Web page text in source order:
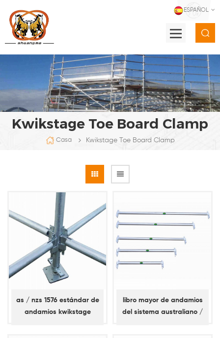
ESPAÑOL
Kwikstage Toe Board Clamp
Casa Kwikstage Toe Board Clamp
as / nzs 1576 estándar de
andamios kwikstage
libro mayor de andamios
del sistema australiano /